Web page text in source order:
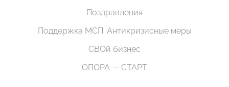
Поздравления
Поддержка МСП. Антикризисные меры
СВОй бизнес
ОПОРА — СТАРТ